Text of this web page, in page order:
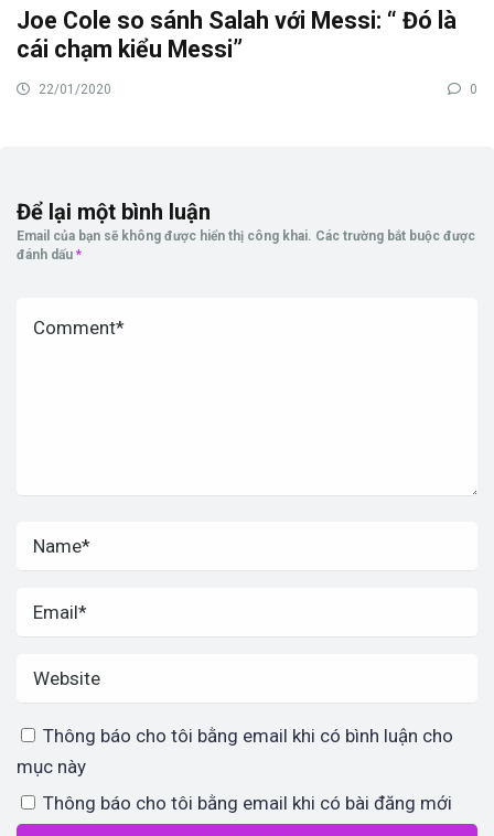
Joe Cole so sánh Salah với Messi: “ Đó là
cái chạm kiểu Messi”
22/01/2020 0
Để lại một bình luận
Email của bạn sẽ không được hiển thị công khai. Các trường bắt buộc được
đánh dấu *
Thông báo cho tôi bằng email khi có bình luận cho
mục này
Thông báo cho tôi bằng email khi có bài đăng mới